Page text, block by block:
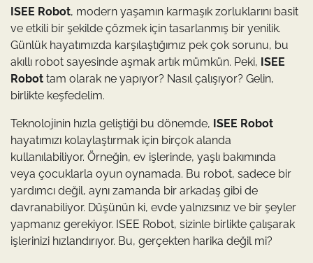
ISEE Robot, modern yaşamın karmaşık zorluklarını basit
ve etkili bir şekilde çözmek için tasarlanmış bir yenilik.
Günlük hayatımızda karşılaştığımız pek çok sorunu, bu
akıllı robot sayesinde aşmak artık mümkün. Peki, ISEE
Robot tam olarak ne yapıyor? Nasıl çalışıyor? Gelin,
birlikte keşfedelim.
Teknolojinin hızla geliştiği bu dönemde, ISEE Robot
hayatımızı kolaylaştırmak için birçok alanda
kullanılabiliyor. Örneğin, ev işlerinde, yaşlı bakımında
veya çocuklarla oyun oynamada. Bu robot, sadece bir
yardımcı değil, aynı zamanda bir arkadaş gibi de
davranabiliyor. Düşünün ki, evde yalnızsınız ve bir şeyler
yapmanız gerekiyor. ISEE Robot, sizinle birlikte çalışarak
işlerinizi hızlandırıyor. Bu, gerçekten harika değil mi?